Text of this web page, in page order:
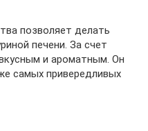
позволяет делать
печени. За счет
и ароматным. Он
самых привередливых